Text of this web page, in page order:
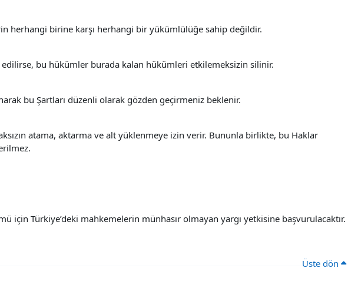
herhangi birine karşı herhangi bir yükümlülüğe sahip değildir.
bu hükümler burada kalan hükümleri etkilemeksizin silinir.
bu Şartları düzenli olarak gözden geçirmeniz beklenir.
atama, aktarma ve alt yüklenmeye izin verir. Bununla birlikte, bu Haklar
için Türkiye’deki mahkemelerin münhasır olmayan yargı yetkisine başvurulacaktır.
Üste dön